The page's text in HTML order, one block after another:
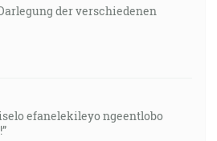
der verschiedenen
efanelekileyo ngeentlobo